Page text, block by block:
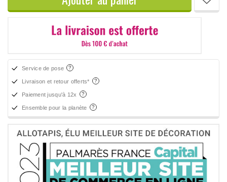
Service de pose
Livraison et retour offerts*
Paiement jusqu'à 12x
Ensemble pour la planète